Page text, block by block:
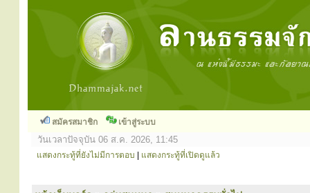
สมัครสมาชิก เข้าสู่ระบบ
วันเวลาปัจจุบัน 06 ส.ค. 2026, 11:45
แสดงกระทู้ที่ยังไม่มีการตอบ แสดงกระทู้ที่เปิดดูแล้ว